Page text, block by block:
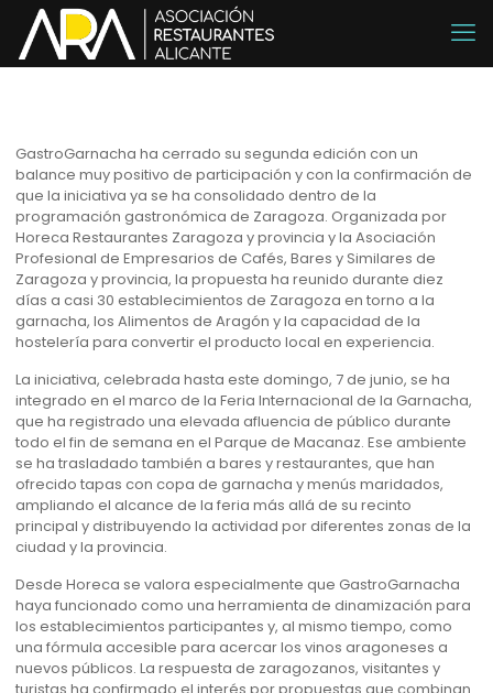
GastroGarnacha ha cerrado su segunda edición con un
balance muy positivo de participación y con la confirmación de
que la iniciativa ya se ha consolidado dentro de la
programación gastronómica de Zaragoza. Organizada por
Horeca Restaurantes Zaragoza y provincia y la Asociación
Profesional de Empresarios de Cafés, Bares y Similares de
Zaragoza y provincia, la propuesta ha reunido durante diez
días a casi 30 establecimientos de Zaragoza en torno a la
garnacha, los Alimentos de Aragón y la capacidad de la
hostelería para convertir el producto local en experiencia.
La iniciativa, celebrada hasta este domingo, 7 de junio, se ha
integrado en el marco de la Feria Internacional de la Garnacha,
que ha registrado una elevada afluencia de público durante
todo el fin de semana en el Parque de Macanaz. Ese ambiente
se ha trasladado también a bares y restaurantes, que han
ofrecido tapas con copa de garnacha y menús maridados,
ampliando el alcance de la feria más allá de su recinto
principal y distribuyendo la actividad por diferentes zonas de la
ciudad y la provincia.
Desde Horeca se valora especialmente que GastroGarnacha
haya funcionado como una herramienta de dinamización para
los establecimientos participantes y, al mismo tiempo, como
una fórmula accesible para acercar los vinos aragoneses a
nuevos públicos. La respuesta de zaragozanos, visitantes y